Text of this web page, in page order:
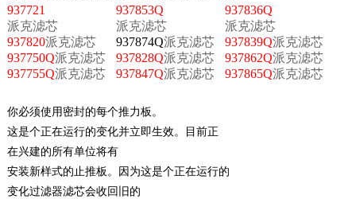
937721
派克滤芯
937853Q
派克滤芯
937836Q
派克滤芯
937820派克滤芯 937874Q派克滤芯 937839Q派克滤芯
937750Q派克滤芯 937828Q派克滤芯 937862Q派克滤芯
937755Q派克滤芯 937847Q派克滤芯 937865Q派克滤芯
你必须使用密封的每个推力板。
这是个正在运行的变化并立即生效。目前正
在兴建的所有单位将有
安装新样式的止推板。因为这是个正在运行的
变化过滤器滤芯会收回旧的